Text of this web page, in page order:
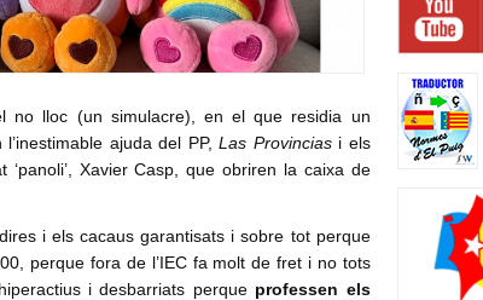
no lloc (un simulacre), en el que residia un
ajuda del PP,Las Provinciasi els
Xavier Casp, que obriren la caixa de
i els cacaus garantisats i sobre tot perque
perque fora de l’IEC fa molt de fret i no tots
i desbarriats perque professen els